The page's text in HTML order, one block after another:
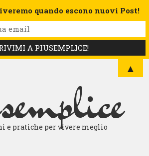
e pratiche per vivere meglio
quando escono nuovi Post!
▲